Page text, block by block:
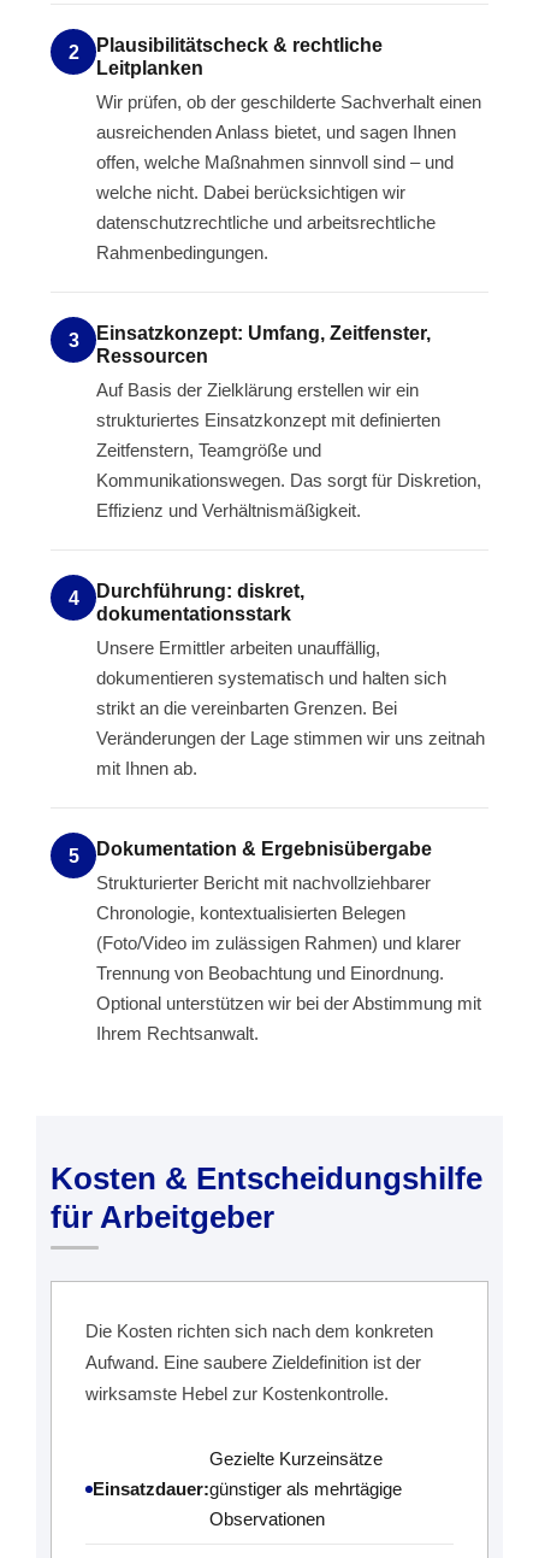
2
Plausibilitätscheck & rechtliche
Leitplanken
Wir prüfen, ob der geschilderte Sachverhalt einen
ausreichenden Anlass bietet, und sagen Ihnen
offen, welche Maßnahmen sinnvoll sind – und
welche nicht. Dabei berücksichtigen wir
datenschutzrechtliche und arbeitsrechtliche
Rahmenbedingungen.
3
Einsatzkonzept: Umfang, Zeitfenster,
Ressourcen
Auf Basis der Zielklärung erstellen wir ein
strukturiertes Einsatzkonzept mit definierten
Zeitfenstern, Teamgröße und
Kommunikationswegen. Das sorgt für Diskretion,
Effizienz und Verhältnismäßigkeit.
4
Durchführung: diskret,
dokumentationsstark
Unsere Ermittler arbeiten unauffällig,
dokumentieren systematisch und halten sich
strikt an die vereinbarten Grenzen. Bei
Veränderungen der Lage stimmen wir uns zeitnah
mit Ihnen ab.
5
Dokumentation & Ergebnisübergabe
Strukturierter Bericht mit nachvollziehbarer
Chronologie, kontextualisierten Belegen
(Foto/Video im zulässigen Rahmen) und klarer
Trennung von Beobachtung und Einordnung.
Optional unterstützen wir bei der Abstimmung mit
Ihrem Rechtsanwalt.
Kosten & Entscheidungshilfe
für Arbeitgeber
Die Kosten richten sich nach dem konkreten
Aufwand. Eine saubere Zieldefinition ist der
wirksamste Hebel zur Kostenkontrolle.
Einsatzdauer:
Gezielte Kurzeinsätze
günstiger als mehrtägige
Observationen